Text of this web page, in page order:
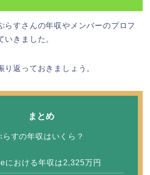
らすさんの年収やメンバーのプロフ
いきました。
り返っておきましょう。
まとめ
すの年収はいくら？
における年収は2,325万円